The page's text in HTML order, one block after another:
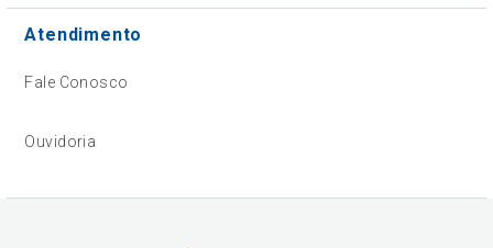
Atendimento
Fale Conosco
Ouvidoria